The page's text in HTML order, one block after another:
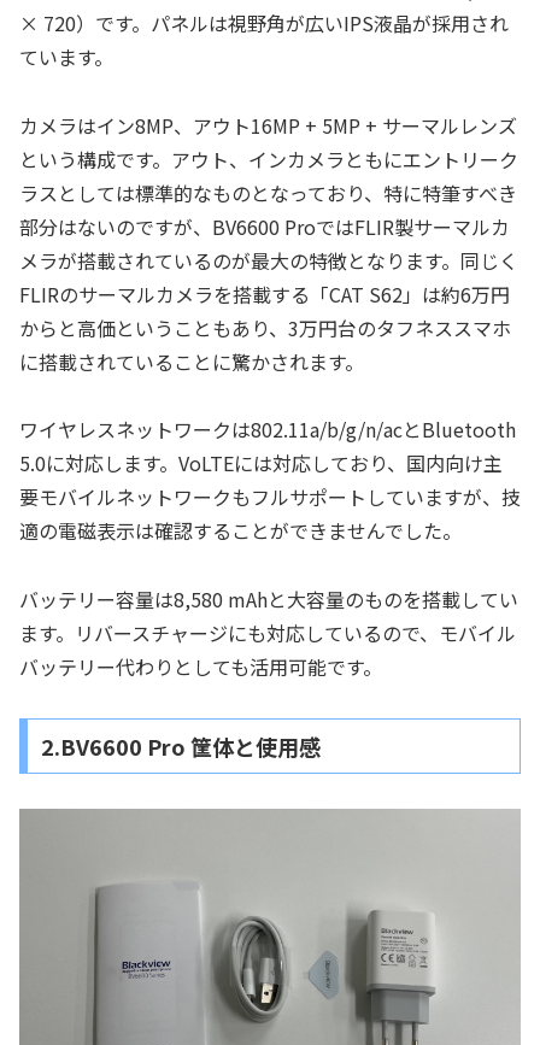
× 720）です。パネルは視野角が広いIPS液晶が採用され
ています。
カメラはイン8MP、アウト16MP + 5MP + サーマルレンズ
という構成です。アウト、インカメラともにエントリーク
ラスとしては標準的なものとなっており、特に特筆すべき
部分はないのですが、BV6600 ProではFLIR製サーマルカ
メラが搭載されているのが最大の特徴となります。同じく
FLIRのサーマルカメラを搭載する「CAT S62」は約6万円
からと高価ということもあり、3万円台のタフネススマホ
に搭載されていることに驚かされます。
ワイヤレスネットワークは802.11a/b/g/n/acとBluetooth
5.0に対応します。VoLTEには対応しており、国内向け主
要モバイルネットワークもフルサポートしていますが、技
適の電磁表示は確認することができませんでした。
バッテリー容量は8,580 mAhと大容量のものを搭載してい
ます。リバースチャージにも対応しているので、モバイル
バッテリー代わりとしても活用可能です。
2.BV6600 Pro 筐体と使用感